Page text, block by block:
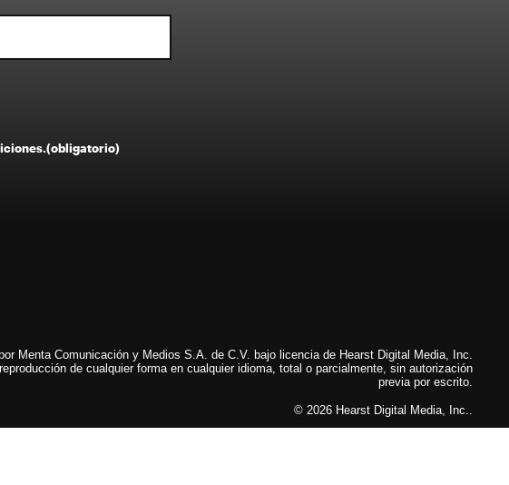
.(obligatorio)
Menta Comunicación y Medios S.A. de C.V. bajo licencia de Hearst Digital Media, Inc.
de cualquier forma en cualquier idioma, total o parcialmente, sin autorización
previa por escrito.
© 2026 Hearst Digital Media, Inc..